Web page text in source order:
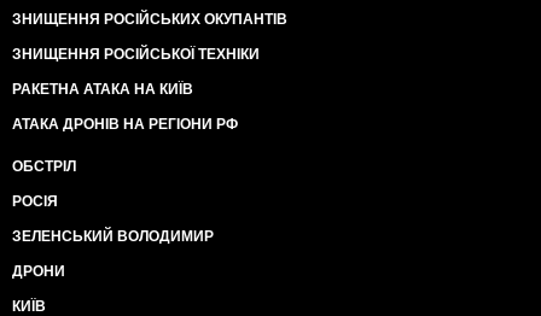
ЗНИЩЕННЯ РОСІЙСЬКИХ ОКУПАНТІВ
ЗНИЩЕННЯ РОСІЙСЬКОЇ ТЕХНІКИ
РАКЕТНА АТАКА НА КИЇВ
АТАКА ДРОНІВ НА РЕГІОНИ РФ
ОБСТРІЛ
РОСІЯ
ЗЕЛЕНСЬКИЙ ВОЛОДИМИР
ДРОНИ
КИЇВ